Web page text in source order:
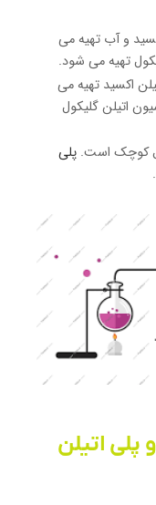
و آب تهیه می
تهیه می شود.
اکسید تهیه می
اتیلن گلیکول
کوچک است. پلی
پلی اتیلن